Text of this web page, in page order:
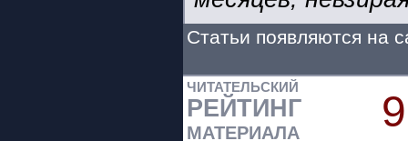
Статьи появляются на
ЧИТАТЕЛЬСКИЙ
РЕЙТИНГ
МАТЕРИАЛА 9